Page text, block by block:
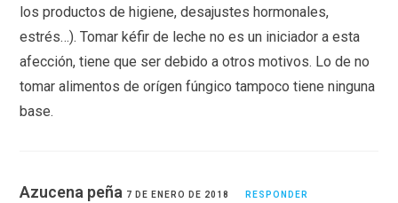
los productos de higiene, desajustes hormonales,
estrés…). Tomar kéfir de leche no es un iniciador a esta
afección, tiene que ser debido a otros motivos. Lo de no
tomar alimentos de orígen fúngico tampoco tiene ninguna
base.
Azucena peña 7 DE ENERO DE 2018 RESPONDER